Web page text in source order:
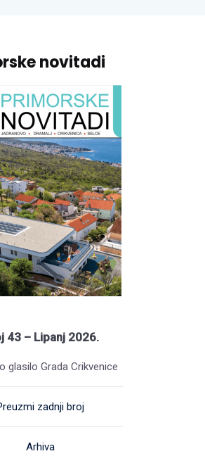
novitadi
43 – Lipanj 2026.
glasilo Grada Crikvenice
zadnji broj
Arhiva